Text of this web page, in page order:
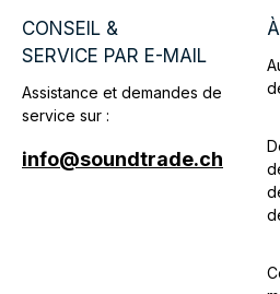
CONSEIL &
SERVICE PAR E-MAIL
Assistance et demandes de
service sur :
info@soundtrade.ch